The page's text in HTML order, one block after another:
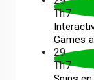
Th7
Games
29
Th7